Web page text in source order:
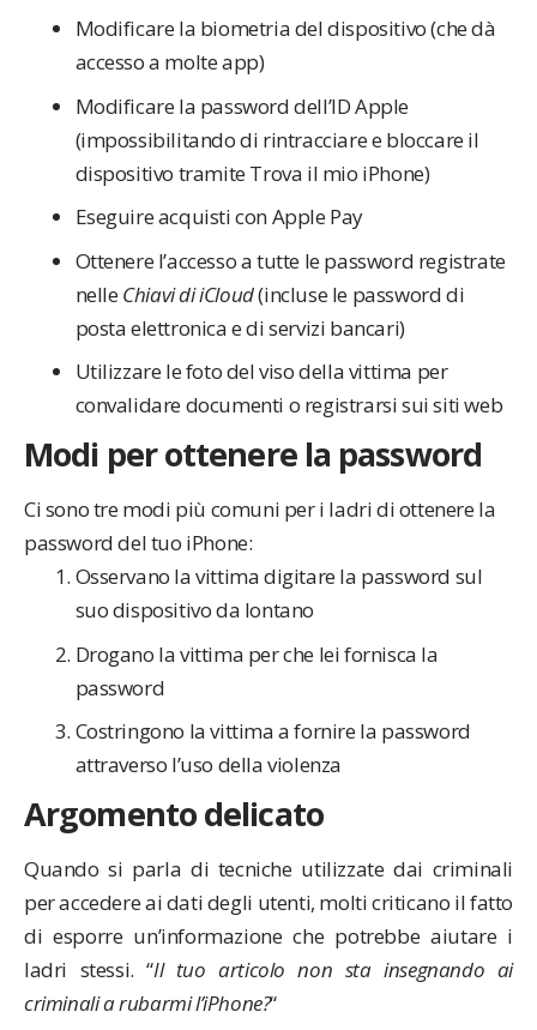
Modificare la biometria del dispositivo (che dà
accesso a molte app)
Modificare la password dell’ID Apple
(impossibilitando di rintracciare e bloccare il
dispositivo tramite Trova il mio iPhone)
Eseguire acquisti con Apple Pay
Ottenere l’accesso a tutte le password registrate
nelle Chiavi di iCloud(incluse le password di
posta elettronica e di servizi bancari)
Utilizzare le foto del viso della vittima per
convalidare documenti o registrarsi sui siti web
Modi per ottenere la password
Ci sono tre modi più comuni per i ladri di ottenere la
password del tuo iPhone:
Osservano la vittima digitare la password sul
suo dispositivo da lontano
Drogano la vittima per che lei fornisca la
password
Costringono la vittima a fornire la password
attraverso l’uso della violenza
Argomento delicato
Quando si parla di tecniche utilizzate dai criminali
per accedere ai dati degli utenti, molti criticano il fatto
di esporre un’informazione che potrebbe aiutare i
ladri stessi. “Il tuo articolo non sta insegnando ai
criminali a rubarmi l’iPhone?“